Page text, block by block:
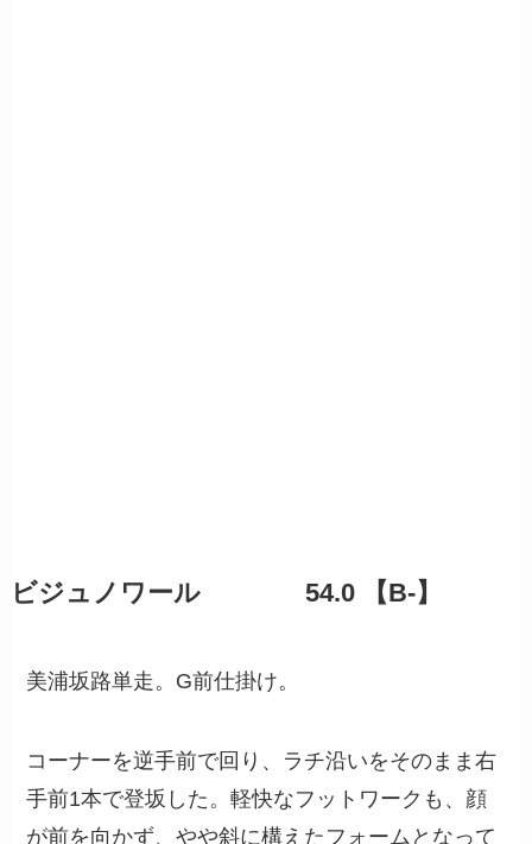
ビジュノワール 54.0 【B-】
美浦坂路単走。G前仕掛け。
コーナーを逆手前で回り、ラチ沿いをそのまま右
手前1本で登坂した。軽快なフットワークも、顔
が前を向かず、やや斜に構えたフォームとなって